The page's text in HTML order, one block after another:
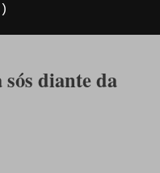
diante da